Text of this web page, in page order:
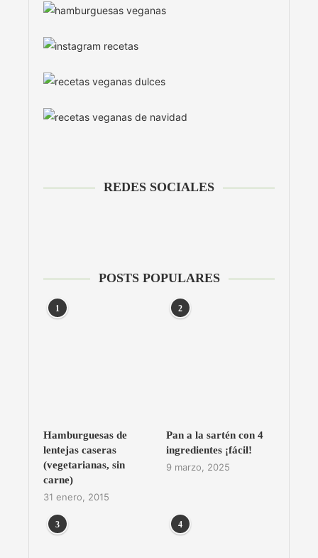
REDES SOCIALES
POSTS POPULARES
1
Hamburguesas de
lentejas caseras
(vegetarianas, sin
carne)
31 enero, 2015
2
Pan a la sartén con 4
ingredientes ¡fácil!
9 marzo, 2025
3 4